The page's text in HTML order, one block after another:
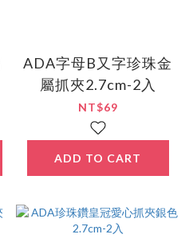
ADA字母B又字珍珠金
屬抓夾2.7cm-2入
NT$69
ADD TO CART